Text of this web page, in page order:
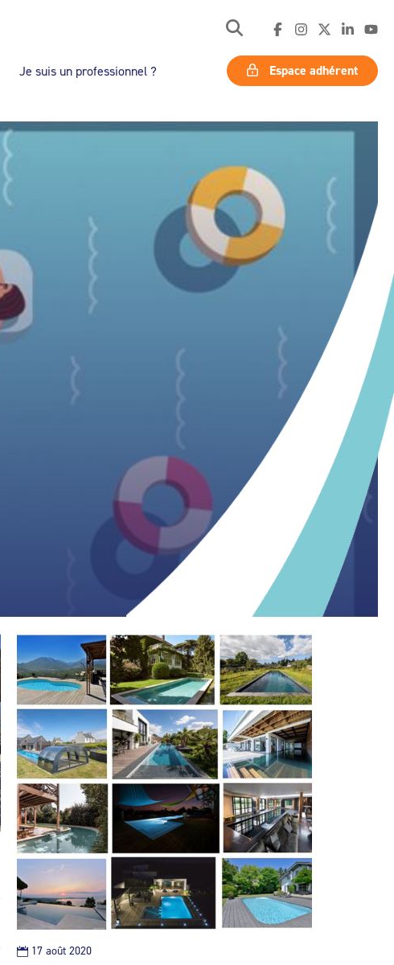
Je suis un professionnel ? Espace adhérent
 17 août 2020